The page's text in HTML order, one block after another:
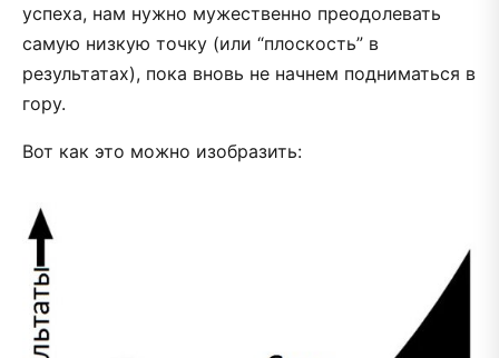
успеха, нам нужно мужественно преодолевать
самую низкую точку (или “плоскость” в
результатах), пока вновь не начнем подниматься в
гору.
Вот как это можно изобразить: